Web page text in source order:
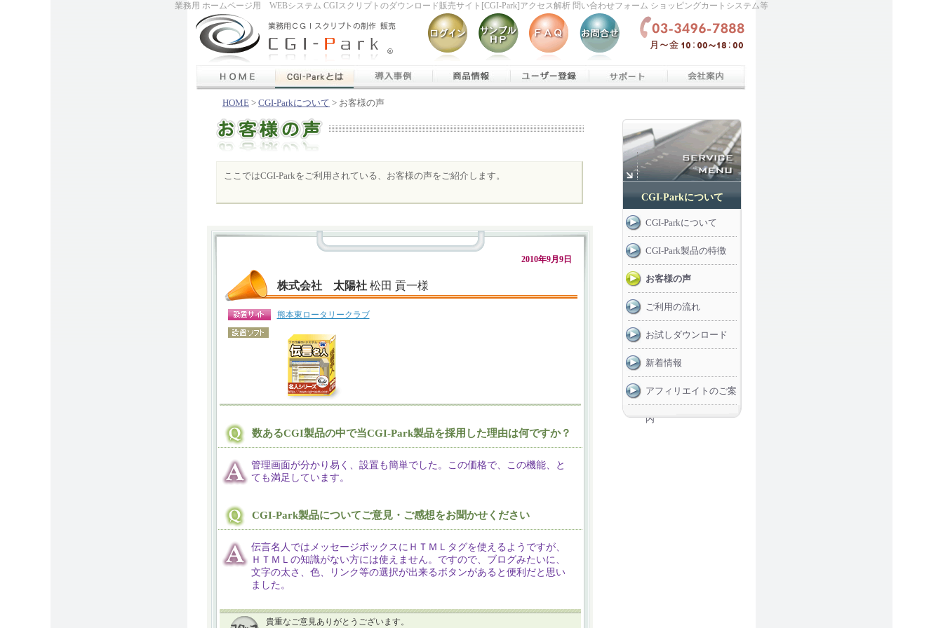
業務用 ホームページ用 WEBシステム CGIスクリプトのダウンロード販売サイト[CGI-Park]アクセス解析 問い合わせフォーム ショッピングカートシステム等
HOME > CGI-Parkについて > お客様の声
ここではCGI-Parkをご利用されている、お客様の声をご紹介します。
2010年9月9日
株式会社 太陽社松田 貢一様
熊本東ロータリークラブ
数あるCGI製品の中で当CGI-Park製品を採用した理由は何ですか？
管理画面が分かり易く、設置も簡単でした。この価格で、この機能、と
ても満足しています。
CGI-Park製品についてご意見・ご感想をお聞かせください
伝言名人ではメッセージボックスにＨＴＭＬタグを使えるようですが、
ＨＴＭＬの知識がない方には使えません。ですので、ブログみたいに、
文字の太さ、色、リンク等の選択が出来るボタンがあると便利だと思い
ました。
貴重なご意見ありがとうございます。
CGI-Parkについて
CGI-Parkについて
CGI-Park製品の特徴
お客様の声
ご利用の流れ
お試しダウンロード
新着情報
アフィリエイトのご案
内